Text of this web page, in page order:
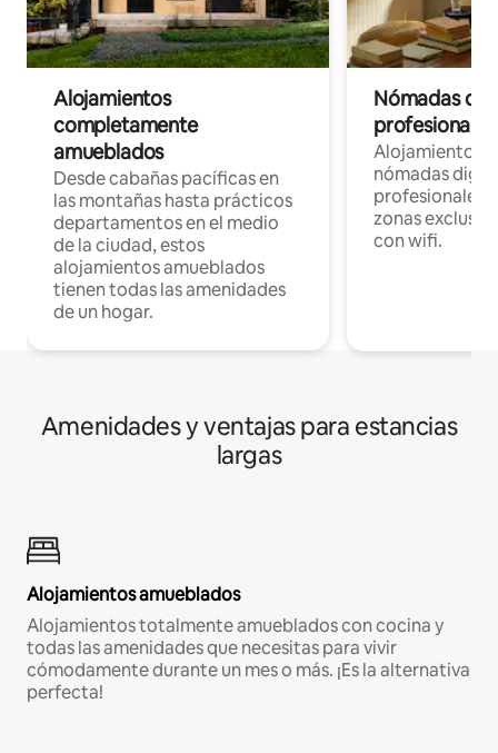
Alojamientos
completamente
amueblados
Desde cabañas pacíficas en
las montañas hasta prácticos
departamentos en el medio
de la ciudad, estos
alojamientos amueblados
tienen todas las amenidades
de un hogar.
Nómadas
Alojamientos
nómadas
profesionales
zonas
con wifi.
Amenidades y ventajas para estancias
largas
Alojamientos amueblados
Alojamientos totalmente amueblados con cocina y
todas las amenidades que necesitas para vivir
cómodamente durante un mes o más. ¡Es la alternativa
perfecta!